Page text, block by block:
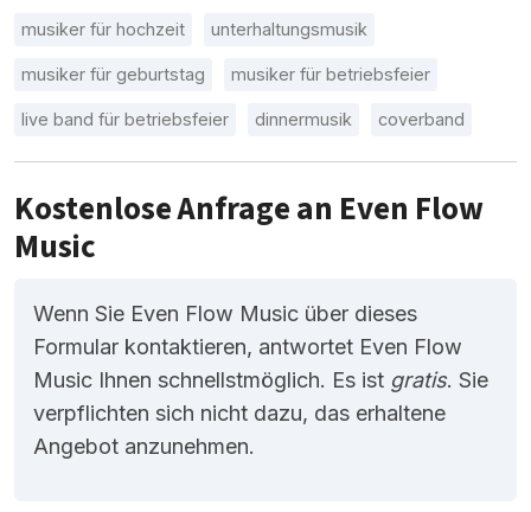
musiker für hochzeit unterhaltungsmusik
musiker für geburtstag musiker für betriebsfeier
live band für betriebsfeier dinnermusik coverband
Kostenlose Anfrage an Even Flow
Music
Wenn Sie Even Flow Music über dieses
Formular kontaktieren, antwortet Even Flow
Music Ihnen schnellstmöglich. Es ist gratis. Sie
verpflichten sich nicht dazu, das erhaltene
Angebot anzunehmen.